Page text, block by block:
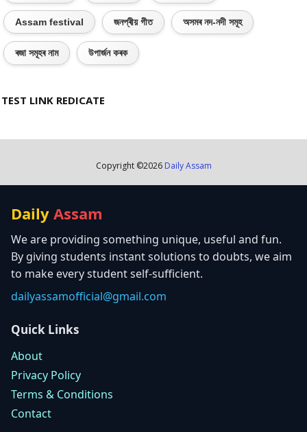
Assam festival জনপ্ৰীয় গীত অসমৰ নদ-নদী সমূহ
ৰজা সমূহৰ নাম উপাৰ্জন কৰক
TEST LINK REDICATE
Copyright ©2026 Daily Assam
Daily Assam
We are providing something unique, useful and fun.
By giving students instant solutions to doubts, we aim
to make every student self-sufficient.
dailyassamofficial@gmail.com
Quick Links
About
Privacy Policy
Terms & Conditions
Contact